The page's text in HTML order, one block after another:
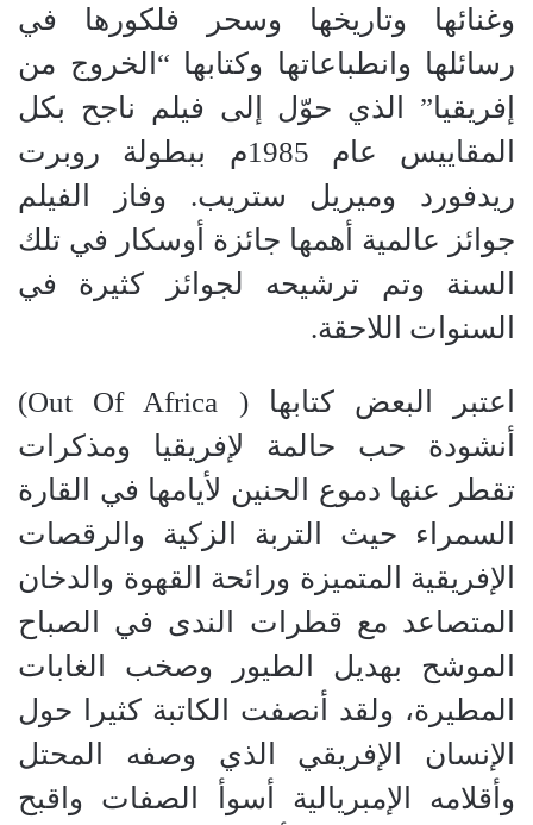
وغنائها وتاريخها وسحر فلكورها في
رسائلها وانطباعاتها وكتابها “الخروج من
إفريقيا” الذي حوّل إلى فيلم ناجح بكل
المقاييس عام 1985م ببطولة روبرت
ريدفورد وميريل ستريب. وفاز الفيلم
جوائز عالمية أهمها جائزة أوسكار في تلك
السنة وتم ترشيحه لجوائز كثيرة في
السنوات اللاحقة.
اعتبر البعض كتابها ( Out Of Africa)
أنشودة حب حالمة لإفريقيا ومذكرات
تقطر عنها دموع الحنين لأيامها في القارة
السمراء حيث التربة الزكية والرقصات
الإفريقية المتميزة ورائحة القهوة والدخان
المتصاعد مع قطرات الندى في الصباح
الموشح بهديل الطيور وصخب الغابات
المطيرة، ولقد أنصفت الكاتبة كثيرا حول
الإنسان الإفريقي الذي وصفه المحتل
وأقلامه الإمبريالية أسوأ الصفات واقبح